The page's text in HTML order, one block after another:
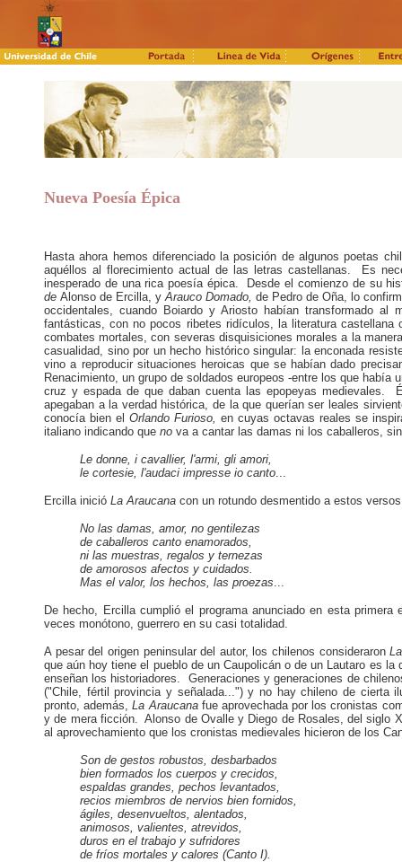
Nueva Poesía Épica
Hasta ahora hemos diferenciado la posición de algunos poetas
aquéllos al florecimiento actual de las letras castellanas. Es
inesperado de una rica poesía épica. Desde el comienzo de su
deAlonso de Ercilla, yArauco Domado,de Pedro de Oña, lo
occidentales, cuando Boiardo y Ariosto habían transformado al
fantásticas, con no pocos ribetes ridículos, la literatura
combates mortales, con severas disquisiciones morales a la
casualidad, sino por un hecho histórico singular: la enconada
vino a reproducir situaciones heroicas que se habían dado
Renacimiento, un grupo de soldados europeos -entre los que
cruz y espada de que daban cuenta las epopeyas medievales.
apegaban a la verdad histórica, de la que querían ser leales
conocía bien el Orlando Furioso, en cuyas octavas reales se
italiano indicando que no va a cantar las damas ni los caballeros,
Le donne, i cavallier, l'armi, gli amori,
le cortesie, l'audaci impresse io canto...
Ercilla inició La Araucana con un rotundo desmentido a estos
No las damas, amor, no gentilezas
de caballeros canto enamorados,
ni las muestras, regalos y ternezas
de amorosos afectos y cuidados.
Mas el valor, los hechos, las proezas...
De hecho, Ercilla cumplió el programa anunciado en esta
veces monótono, guerrero en su casi totalidad.
A pesar del origen peninsular del autor, los chilenos consideraron
que aún hoy tiene el pueblo de un Caupolicán o de un Lautaro es
enseñan los historiadores. Generaciones y generaciones de
("Chile, fértil provincia y señalada...") y no hay chileno de cierta
pronto, además,La Araucana fue aprovechada por los cronistas
y de mera ficción. Alonso de Ovalle y Diego de Rosales, del siglo
al aprovechamiento que los cronistas medievales hicieron de los
Son de gestos robustos, desbarbados
bien formados los cuerpos y crecidos,
espaldas grandes, pechos levantados,
recios miembros de nervios bien fornidos,
ágiles, desenvueltos, alentados,
animosos, valientes, atrevidos,
duros en el trabajo y sufridores
de fríos mortales y calores (Canto I).